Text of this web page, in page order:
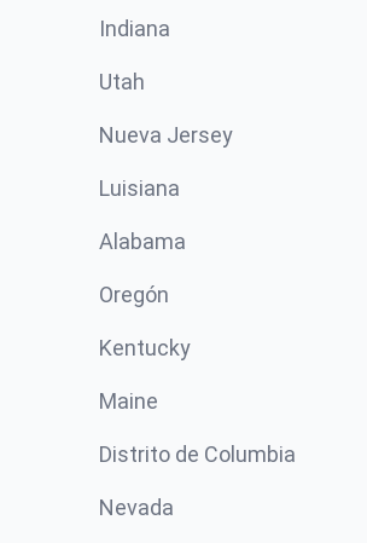
Indiana
Utah
Nueva Jersey
Luisiana
Alabama
Oregón
Kentucky
Maine
Distrito de Columbia
Nevada